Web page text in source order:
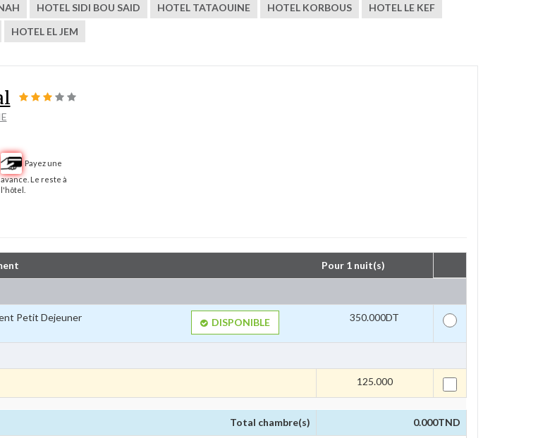
HOTEL SIDI BOU SAID HOTEL TATAOUINE HOTEL KORBOUS
HOTEL LE KEF
HOTEL EL JEM
Payez une
avance. Le reste à
l'hôtel.
Pour 1 nuit(s)
Petit Dejeuner DISPONIBLE 350.000DT
125.000
Total chambre(s) 0.000TND